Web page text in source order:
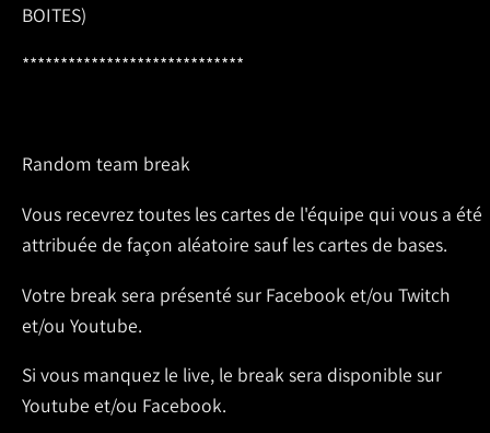
BOITES)
*****************************
Random team break
Vous recevrez toutes les cartes de l'équipe qui vous a été
attribuée de façon aléatoire sauf les cartes de bases.
Votre break sera présenté sur Facebook et/ou Twitch
et/ou Youtube.
Si vous manquez le live, le break sera disponible sur
Youtube et/ou Facebook.